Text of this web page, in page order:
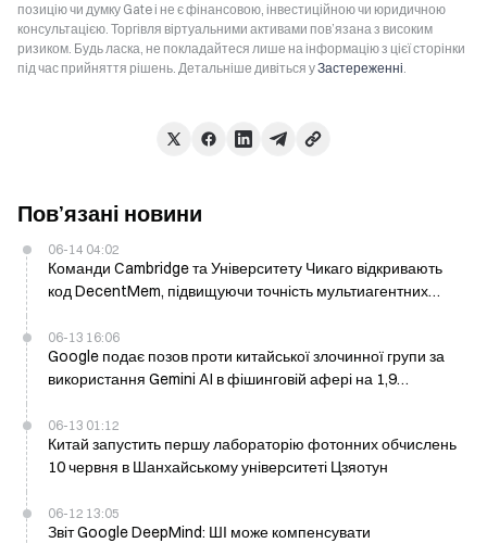
позицію чи думку Gate і не є фінансовою, інвестиційною чи юридичною
консультацією. Торгівля віртуальними активами пов’язана з високим
ризиком. Будь ласка, не покладайтеся лише на інформацію з цієї сторінки
під час прийняття рішень. Детальніше дивіться уЗастереженні.
Пов’язані новини
06-14 04:02
Команди Cambridge та Університету Чикаго відкривають
код DecentMem, підвищуючи точність мультиагентних
06-13 16:06
Google подає позов проти китайської злочинної групи за
використання Gemini AI в фішинговій афері на 1,9
06-13 01:12
Китай запустить першу лабораторію фотонних обчислень
10 червня в Шанхайському університеті Цзяотун
06-12 13:05
Звіт Google DeepMind: ШІ може компенсувати